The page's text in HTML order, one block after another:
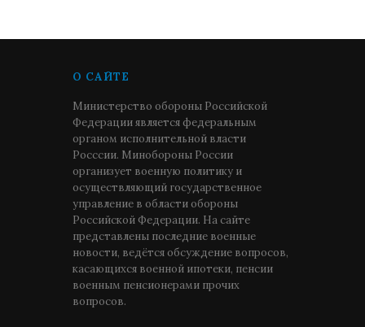
О САЙТЕ
Министерство обороны Российской
Федерации является федеральным
органом исполнительной власти
Росссии. Минобороны России
организует военную политику и
осуществляющий государственное
управление в области обороны
Российской Федерации. На сайте
представлены последние военные
новости, ведётся обсуждение вопросов,
касающихся военной ипотеки, пенсии
военным пенсионерами прочих
вопросов.